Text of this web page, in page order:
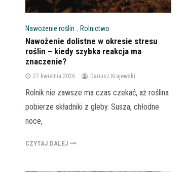
Nawożenie roślin , Rolnictwo
Nawożenie dolistne w okresie stresu
roślin – kiedy szybka reakcja ma
znaczenie?
27 kwietnia 2026 Dariusz Krajewski
Rolnik nie zawsze ma czas czekać, aż roślina
pobierze składniki z gleby. Susza, chłodne
noce,
CZYTAJ DALEJ